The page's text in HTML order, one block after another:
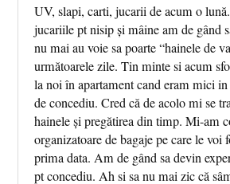
UV, slapi, carti, jucarii de acum o
jucariile pt nisip și mâine am de gând
nu mai au voie sa poarte “hainele de
următoarele zile. Tin minte si acum
la noi în apartament cand eram mici
de concediu. Cred că de acolo mi se
hainele și pregătirea din timp. Mi-am
organizatoare de bagaje pe care le voi
prima data. Am de gând sa devin
pt concediu. Ah si sa nu mai zic că